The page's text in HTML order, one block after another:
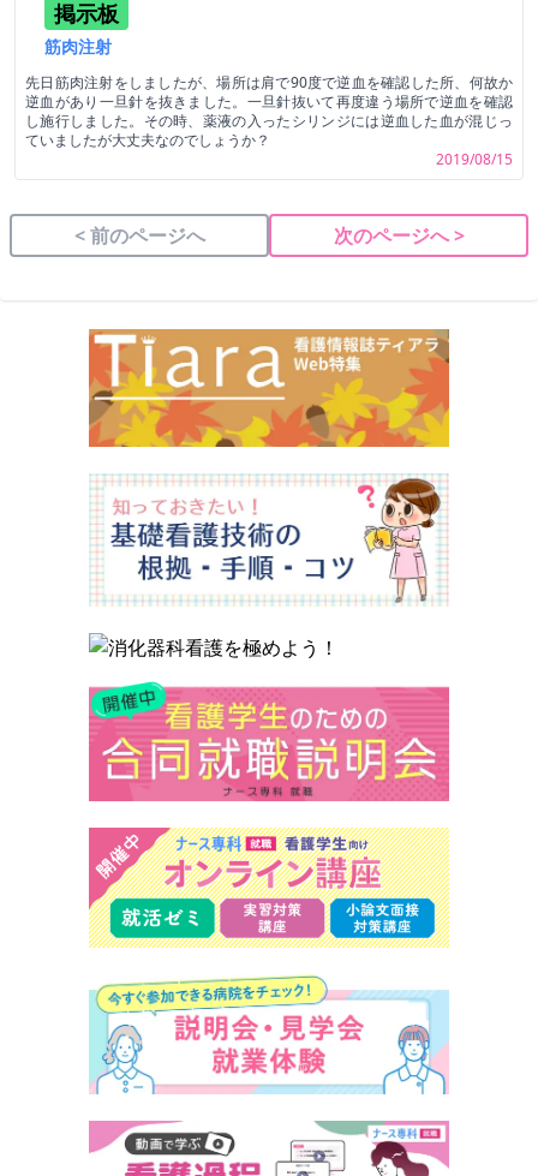
掲示板
筋肉注射
先日筋肉注射をしましたが、場所は肩で90度で逆血を確認した所、何故か
逆血があり一旦針を抜きました。一旦針抜いて再度違う場所で逆血を確認
し施行しました。その時、薬液の入ったシリンジには逆血した血が混じっ
ていましたが大丈夫なのでしょうか？
2019/08/15
< 前のページへ 次のページへ >